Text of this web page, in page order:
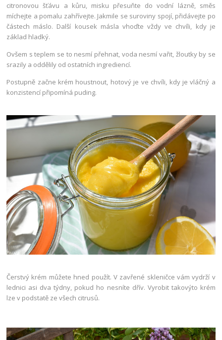
citronovou šťávu a kůru, misku přesuňte do vodní lázně, směs
míchejte a pomalu zahřívejte. Jakmile se suroviny spojí, přidávejte po
částech máslo. Další kousek másla vhoďte vždy ve chvíli, kdy je
základ hladký.
Ovšem s teplem se to nesmí přehnat, voda nesmí vařit, žloutky by se
srazily a oddělily od ostatních ingrediencí.
Postupně začne krém houstnout, hotový je ve chvíli, kdy je vláčný a
konzistencí připomíná puding.
Čerstvý krém můžete hned použít. V zavřené skleničce vám vydrží v
lednici asi dva týdny, pokud ho nesníte dřív. Vyrobit takovýto krém
lze v podstatě ze všech citrusů.